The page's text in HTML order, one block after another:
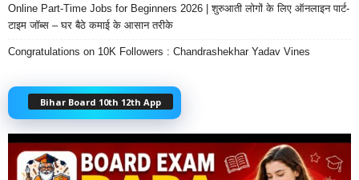
Online Part-Time Jobs for Beginners 2026 | शुरुआती लोगों के लिए ऑनलाइन पार्ट-
टाइम जॉब्स – घर बैठे कमाई के आसान तरीके
Congratulations on 10K Followers : Chandrashekhar Yadav Vines
Bihar Board 10th 12th App